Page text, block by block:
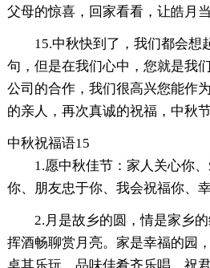
父母的惊喜，回家看看，让皓月
15.中秋快到了，我们都会想
句，但是在我们心中，您就是我
公司的合作，我们很高兴您能作
的亲人，再次真诚的祝福，中秋节
中秋祝福语15
1.愿中秋佳节：家人关心你
你、朋友忠于你、我会祝福你、
2.月是故乡的圆，情是家乡
挥酒畅聊赏月亮。家是幸福的园